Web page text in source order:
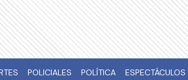
POLICIALES POLÍTICA ESPECTÁCULOS